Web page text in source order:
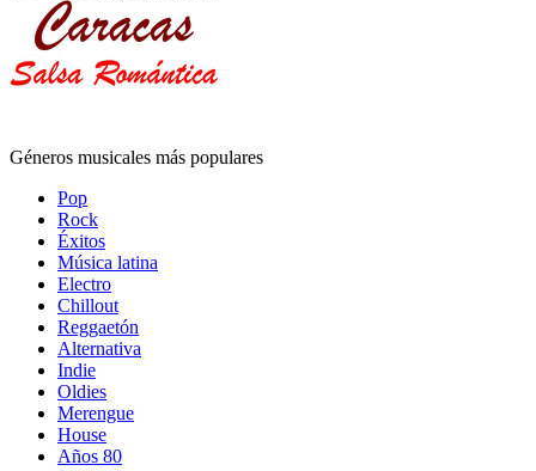
Géneros musicales más populares
Pop
Rock
Éxitos
Música latina
Electro
Chillout
Reggaetón
Alternativa
Indie
Oldies
Merengue
House
Años 80